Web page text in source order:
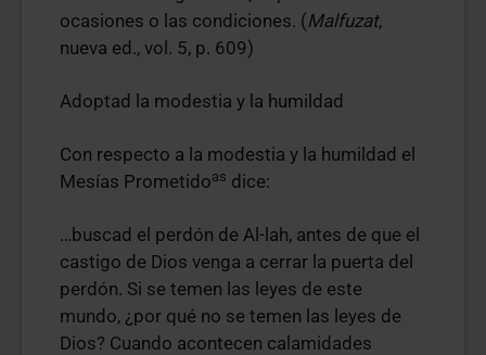
ocasiones o las condiciones. (Malfuzat,
nueva ed., vol. 5, p. 609)
Adoptad la modestia y la humildad
Con respecto a la modestia y la humildad el
Mesías Prometidoas dice:
…buscad el perdón de Al-lah, antes de que el
castigo de Dios venga a cerrar la puerta del
perdón. Si se temen las leyes de este
mundo, ¿por qué no se temen las leyes de
Dios? Cuando acontecen calamidades